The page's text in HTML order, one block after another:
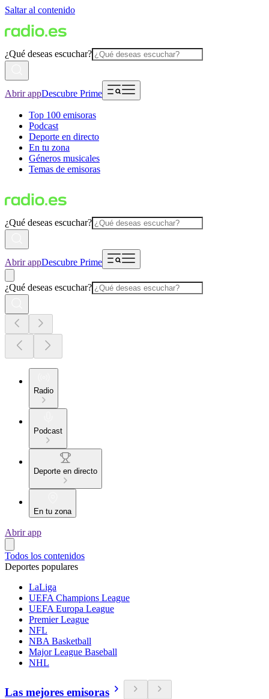
Saltar al contenido
¿Qué deseas escuchar?
Abrir appDescubre Prime
Top 100 emisoras
Podcast
Deporte en directo
En tu zona
Géneros musicales
Temas de emisoras
¿Qué deseas escuchar?
Abrir appDescubre Prime
¿Qué deseas escuchar?
Radio
Podcast
Deporte en directo
En tu zona
Abrir app
Todos los contenidos
Deportes populares
LaLiga
UEFA Champions League
UEFA Europa League
Premier League
NFL
NBA Basketball
Major League Baseball
NHL
Las mejores emisoras